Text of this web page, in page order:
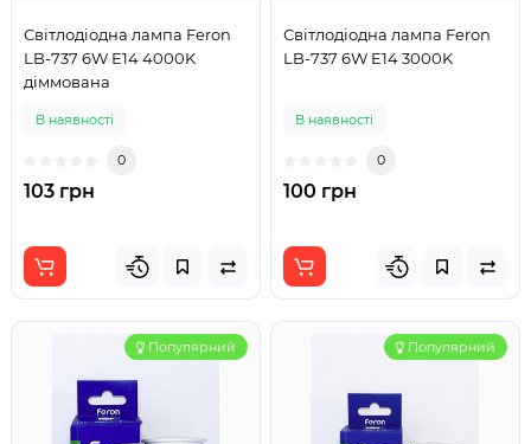
Світлодіодна лампа Feron
LB-737 6W E14 4000K
діммована
В наявності
0
103 грн
Світлодіодна лампа Feron
LB-737 6W E14 3000K
В наявності
0
100 грн
Популярний Популярний